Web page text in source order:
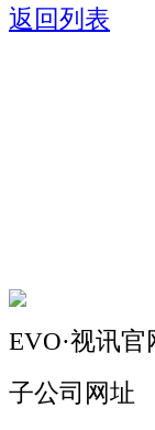
返回列表
EVO·视讯
子公司网址